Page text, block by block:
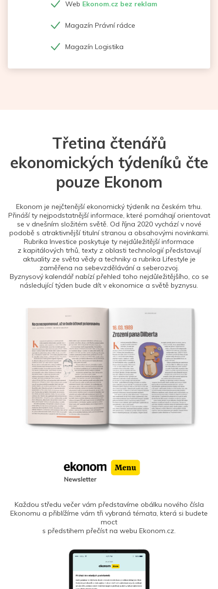
Web Ekonom.cz bez reklam
Magazín Právní rádce
Magazín Logistika
Třetina čtenářů
ekonomických týdeníků čte
pouze Ekonom
Ekonom je nejčtenější ekonomický týdeník na českém trhu.
Přináší ty nejpodstatnější informace, které pomáhají orientovat
se v dnešním složitém světě. Od října 2020 vychází v nové
podobě s atraktivnější titulní stranou a obsahovými novinkami.
Rubrika Investice poskytuje ty nejdůležitější informace
z kapitálových trhů, texty z oblasti technologií představují
aktuality ze světa vědy a techniky a rubrika Lifestyle je
zaměřena na sebevzdělávání a seberozvoj.
Byznysový kalendář nabízí přehled toho nejdůležitějšího, co se
následující týden bude dít v ekonomice a světě byznysu.
Každou středu večer vám představíme obálku nového čísla
Ekonomu a přiblížíme vám tři vybraná témata, která si budete
moct
s předstihem přečíst na webu Ekonom.cz.